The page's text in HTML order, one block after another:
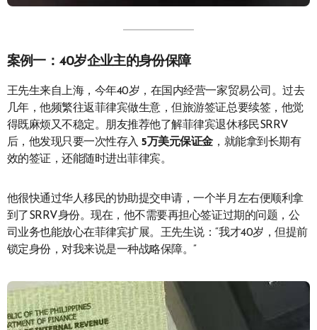
案例一：40岁企业主的身份保障
王先生来自上海，今年40岁，在国内经营一家贸易公司。过去
几年，他频繁往返菲律宾做生意，但旅游签证总要续签，他觉
得既麻烦又不稳定。朋友推荐他了解菲律宾退休移民SRRV
后，他发现只要一次性存入5万美元保证金 ，就能拿到长期有
效的签证，还能随时进出菲律宾。
他很快通过华人移民的协助提交申请，一个半月左右便顺利拿
到了SRRV身份。现在，他不需要再担心签证过期的问题，公
司业务也能放心在菲律宾扩展。王先生说：“我才40岁，但提前
锁定身份，对我来说是一种战略保障。”